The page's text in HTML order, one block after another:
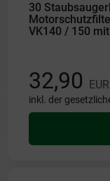
30
VK140 / 150
32,90 EUR
inkl. der